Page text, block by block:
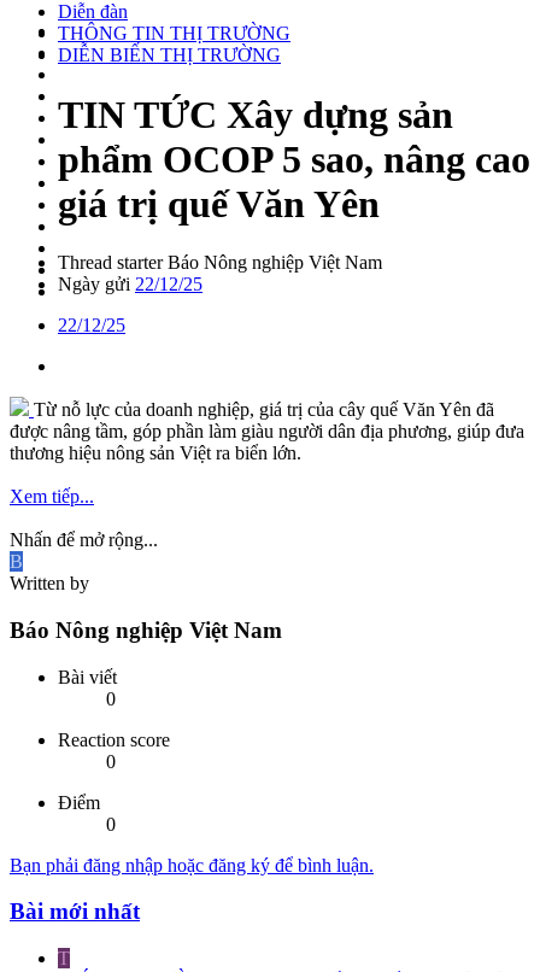
Diễn đàn
THÔNG TIN THỊ TRƯỜNG
DIỄN BIẾN THỊ TRƯỜNG
TIN TỨC Xây dựng sản
phẩm OCOP 5 sao, nâng cao
giá trị quế Văn Yên
Thread starter Báo Nông nghiệp Việt Nam
Ngày gửi 22/12/25
22/12/25
Từ nỗ lực của doanh nghiệp, giá trị của cây quế Văn Yên đã
được nâng tầm, góp phần làm giàu người dân địa phương, giúp đưa
thương hiệu nông sản Việt ra biển lớn.
Xem tiếp...
Nhấn để mở rộng...
B
Written by
Báo Nông nghiệp Việt Nam
Bài viết
0
Reaction score
0
Điểm
0
Bạn phải đăng nhập hoặc đăng ký để bình luận.
Bài mới nhất
T